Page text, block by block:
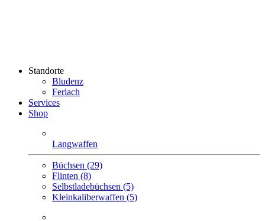
Standorte
Bludenz
Ferlach
Services
Shop
Langwaffen
Büchsen (29)
Flinten (8)
Selbstlade­büchsen (5)
Klein­kaliber­waffen (5)